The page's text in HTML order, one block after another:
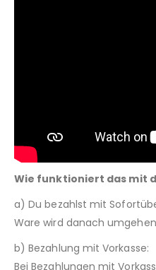
Wie funktioniert das mit
a) Du bezahlst mit
Ware wird danach
b) Bezahlung mit Vorkasse:
Bei Bezahlungen mit